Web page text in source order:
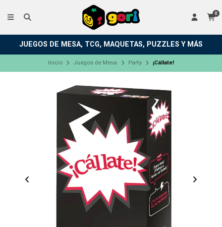
0
JUEGOS DE MESA, TCG, MAQUETAS, PUZZLES Y MÁS
Inicio Juegos de Mesa Party ¡Cállate!